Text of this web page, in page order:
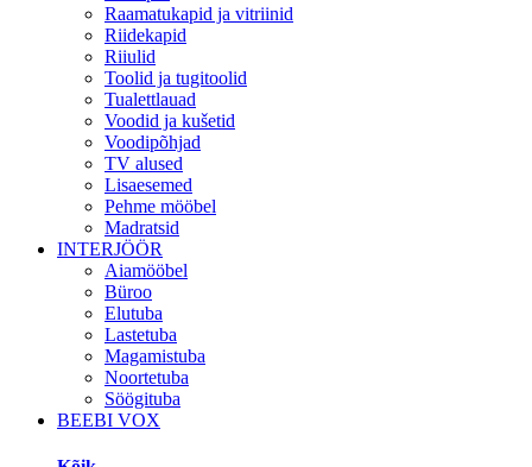
Raamatukapid ja vitriinid
Riidekapid
Riiulid
Toolid ja tugitoolid
Tualettlauad
Voodid ja kušetid
Voodipõhjad
TV alused
Lisaesemed
Pehme mööbel
Madratsid
INTERJÖÖR
Aiamööbel
Büroo
Elutuba
Lastetuba
Magamistuba
Noortetuba
Söögituba
BEEBI VOX